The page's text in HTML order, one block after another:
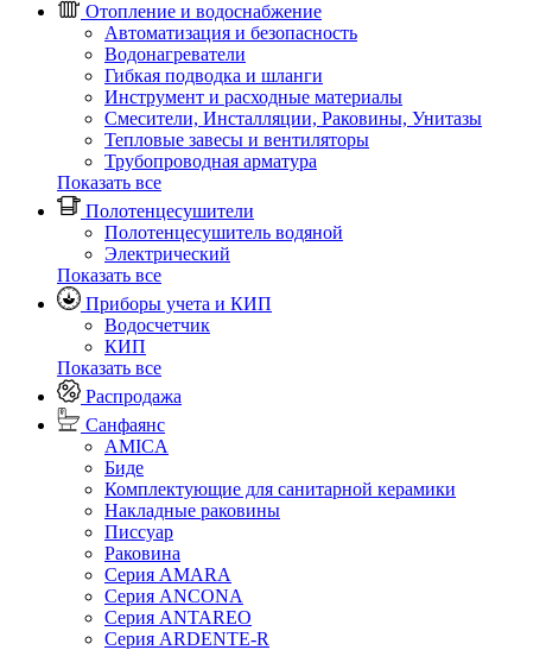
Отопление и водоснабжение
Автоматизация и безопасность
Водонагреватели
Гибкая подводка и шланги
Инструмент и расходные материалы
Смесители, Инсталляции, Раковины, Унитазы
Тепловые завесы и вентиляторы
Трубопроводная арматура
Показать все
Полотенцесушители
Полотенцесушитель водяной
Электрический
Показать все
Приборы учета и КИП
Водосчетчик
КИП
Показать все
Распродажа
Санфаянс
AMICA
Биде
Комплектующие для санитарной керамики
Накладные раковины
Писсуар
Раковина
Серия AMARA
Серия ANCONA
Серия ANTAREO
Серия ARDENTE-R